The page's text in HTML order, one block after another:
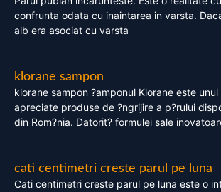
confrunta odata cu inaintarea in varsta.
alb era asociat cu varsta
klorane sampon
klorane sampon ?amponul Klorane este
apreciate produse de ?ngrijire a p?rului
din Rom?nia. Datorit? formulei sale
cati centimetri creste parul pe luna
Cati centimetri creste parul pe luna este o